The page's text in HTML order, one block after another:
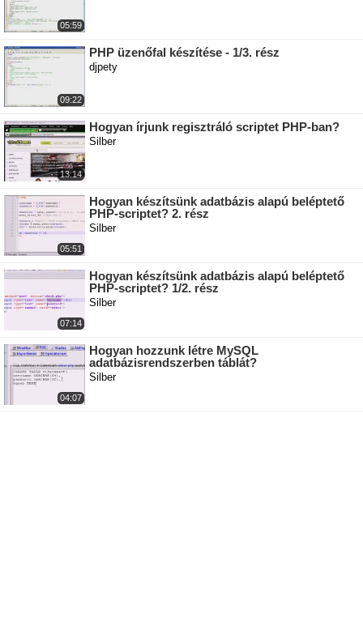
05:59
09:22
PHP üzenőfal készítése - 1/3. rész
djpety
13:14
Hogyan írjunk regisztráló scriptet PHP-ban?
Silber
05:51
Hogyan készítsünk adatbázis alapú beléptető
PHP-scriptet? 2. rész
Silber
07:14
Hogyan készítsünk adatbázis alapú beléptető
PHP-scriptet? 1/2. rész
Silber
04:07
Hogyan hozzunk létre MySQL
adatbázisrendszerben táblát?
Silber